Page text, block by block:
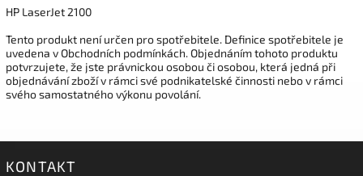
HP LaserJet 2100
Tento produkt není určen pro spotřebitele. Definice spotřebitele je
uvedena v Obchodních podmínkách. Objednáním tohoto produktu
potvrzujete, že jste právnickou osobou či osobou, která jedná při
objednávání zboží v rámci své podnikatelské činnosti nebo v rámci
svého samostatného výkonu povolání.
KONTAKT